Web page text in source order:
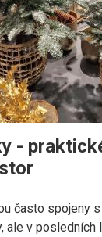
-
často spojeny
ale v posledních